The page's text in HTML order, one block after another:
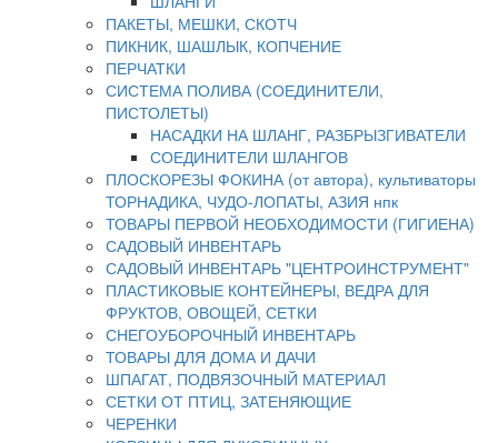
ПАКЕТЫ, МЕШКИ, СКОТЧ
ПИКНИК, ШАШЛЫК, КОПЧЕНИЕ
ПЕРЧАТКИ
СИСТЕМА ПОЛИВА (СОЕДИНИТЕЛИ,
ПИСТОЛЕТЫ)
НАСАДКИ НА ШЛАНГ, РАЗБРЫЗГИВАТЕЛИ
СОЕДИНИТЕЛИ ШЛАНГОВ
ПЛОСКОРЕЗЫ ФОКИНА (от автора), культиваторы
ТОРНАДИКА, ЧУДО-ЛОПАТЫ, АЗИЯ нпк
ТОВАРЫ ПЕРВОЙ НЕОБХОДИМОСТИ (ГИГИЕНА)
САДОВЫЙ ИНВЕНТАРЬ
САДОВЫЙ ИНВЕНТАРЬ "ЦЕНТРОИНСТРУМЕНТ"
ПЛАСТИКОВЫЕ КОНТЕЙНЕРЫ, ВЕДРА ДЛЯ
ФРУКТОВ, ОВОЩЕЙ, СЕТКИ
СНЕГОУБОРОЧНЫЙ ИНВЕНТАРЬ
ТОВАРЫ ДЛЯ ДОМА И ДАЧИ
ШПАГАТ, ПОДВЯЗОЧНЫЙ МАТЕРИАЛ
СЕТКИ ОТ ПТИЦ, ЗАТЕНЯЮЩИЕ
ЧЕРЕНКИ